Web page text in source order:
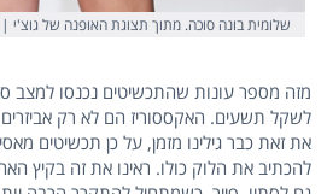
שלומית בונה סוכה. מתוך תצוגת האופנה של גוצ'י |
מזה מספר עונות שהתכשיטים נכנסו למצב
לשקל תשעים. האקססוריז הם לא רק אביזרים
את זאת כבר גילינו מזמן, על כן תכשיטים
להכתיב את הלוק כולו. ראינו את זה בקיץ